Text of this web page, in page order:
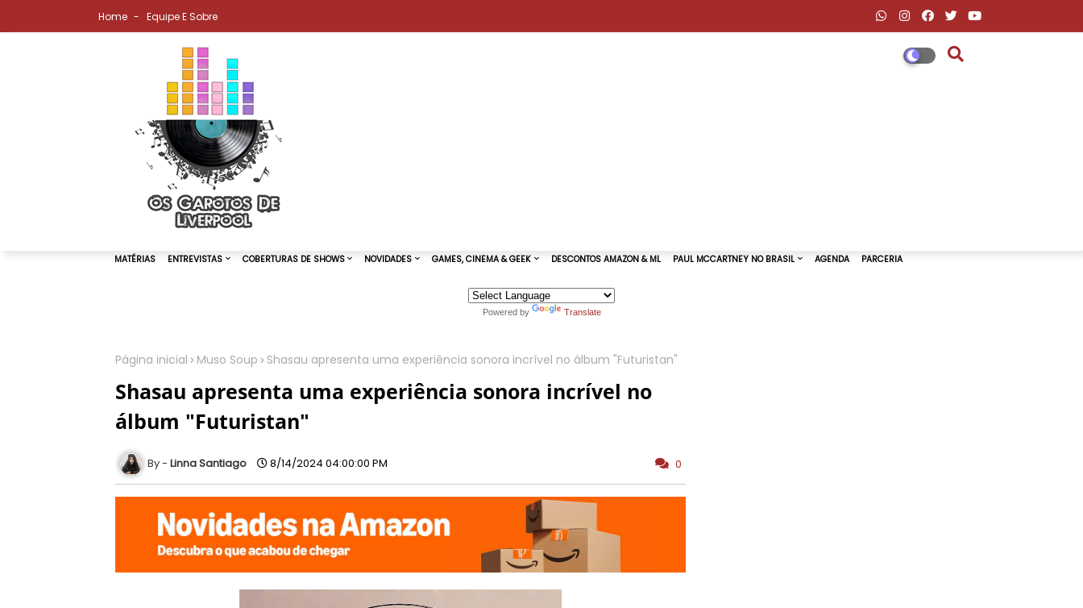
Home Equipe E Sobre
Powered by Translate
Página inicial Muso Soup Shasau apresenta uma experiência sonora incrível no álbum "Futuristan"
Shasau apresenta uma experiência sonora incrível no
álbum "Futuristan"
Linna Santiago 8/14/2024 04:00:00 PM 0